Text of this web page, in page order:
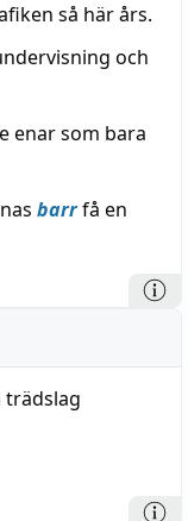
så här års.
och
enar som bara
barrfå en
trädslag